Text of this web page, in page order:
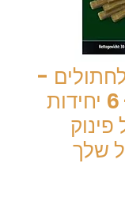
-
ארנב וכבד - 6 יחידות
פינוק
שלך